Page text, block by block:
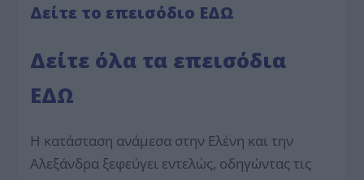
Δείτε το επεισόδιο ΕΔΩ
Δείτε όλα τα επεισόδια
ΕΔΩ
Η κατάσταση ανάμεσα στην Ελένη και την
Αλεξάνδρα ξεφεύγει εντελώς, οδηγώντας τις